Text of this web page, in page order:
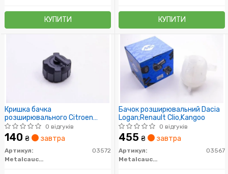
КУПИТИ КУПИТИ
Кришка бачка
розширювального Citroen
Jumper / Fiat Ducato /
Peugeot Boxer (94-02)
(03572) Metalcaucho
0 відгуків
140 ₴ завтра
Артикул:
03572
Metalcaucho
Бачок розширювальний Dacia
Logan;Renault Clio,Kangoo
0 відгуків
455 ₴ завтра
Артикул:
03567
Metalcaucho